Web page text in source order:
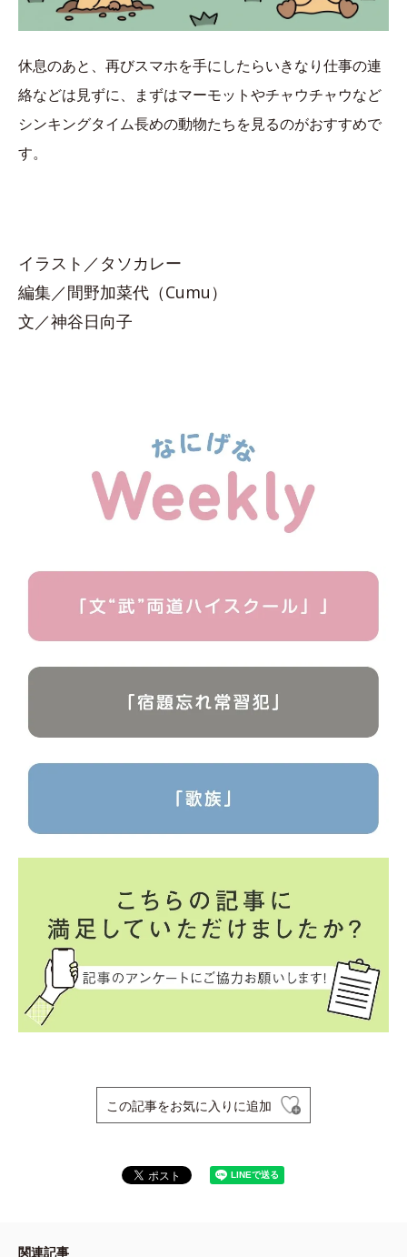
休息のあと、再びスマホを手にしたらいきなり仕事の連
絡などは見ずに、まずはマーモットやチャウチャウなど
シンキングタイム長めの動物たちを見るのがおすすめで
す。
イラスト／タソカレー
編集／間野加菜代（Cumu）
文／神谷日向子
この記事をお気に入りに追加
関連記事